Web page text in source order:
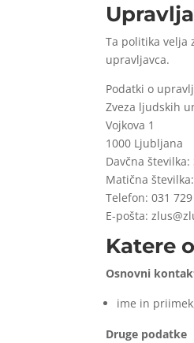
Ta politika velja
upravljavca.
Podatki o
Zveza ljudskih
Vojkova 1
1000 Ljubljana
Davčna številka:
Matična
Telefon: 031
E-pošta:
Katere
Osnovni
ime in
Druge podatke